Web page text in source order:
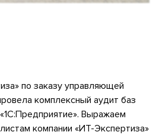
по заказу управляющей
комплексный аудит баз
Выражаем
компании «ИТ-Экспертиза»